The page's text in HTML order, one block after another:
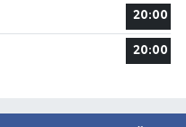
20:00
20:00